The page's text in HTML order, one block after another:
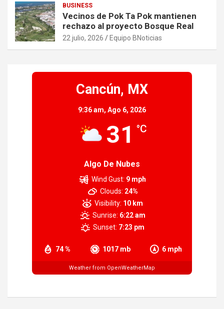
BUSINESS
Vecinos de Pok Ta Pok mantienen
rechazo al proyecto Bosque Real
22 julio, 2026 Equipo BNoticias
Cancún, MX
9:36 am, Ago 6, 2026
31 °C
Algo De Nubes
74 % 1017 mb 6 mph
Wind Gust: 9 mph
Clouds: 24%
Visibility: 10 km
Sunrise: 6:22 am
Sunset: 7:23 pm
Weather from OpenWeatherMap